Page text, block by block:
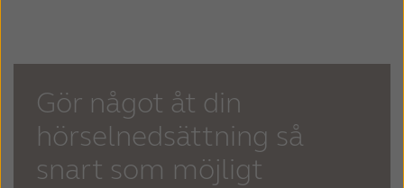
Gör något åt din
hörselnedsättning så
snart som möjligt